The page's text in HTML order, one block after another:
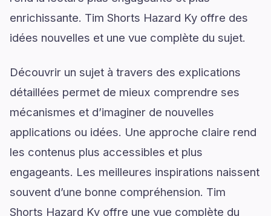
enrichissante. Tim Shorts Hazard Ky offre des
idées nouvelles et une vue complète du sujet.
Découvrir un sujet à travers des explications
détaillées permet de mieux comprendre ses
mécanismes et d’imaginer de nouvelles
applications ou idées. Une approche claire rend
les contenus plus accessibles et plus
engageants. Les meilleures inspirations naissent
souvent d’une bonne compréhension. Tim
Shorts Hazard Ky offre une vue complète du